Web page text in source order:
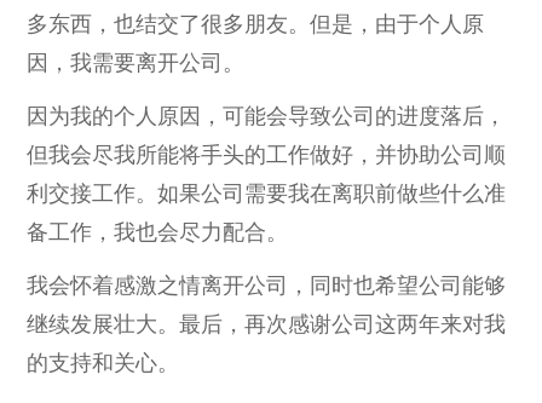
多东西，也结交了很多朋友。但是，由于个人原
因，我需要离开公司。
因为我的个人原因，可能会导致公司的进度落后，
但我会尽我所能将手头的工作做好，并协助公司顺
利交接工作。如果公司需要我在离职前做些什么准
备工作，我也会尽力配合。
我会怀着感激之情离开公司，同时也希望公司能够
继续发展壮大。最后，再次感谢公司这两年来对我
的支持和关心。